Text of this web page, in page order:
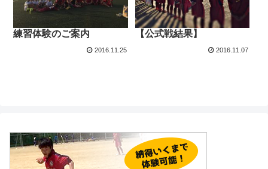
練習体験のご案内
2016.11.25
【公式戦結果】
2016.11.07